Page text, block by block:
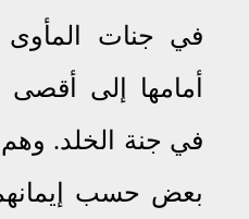
في جنات المأوى
أمامها إلى أقصى
في جنة الخلد.
بعض حسب إيمانهم